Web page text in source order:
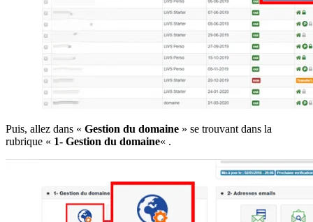
Puis, allez dans « Gestion du domaine » se trouvant dans la
rubrique « 1- Gestion du domaine« .